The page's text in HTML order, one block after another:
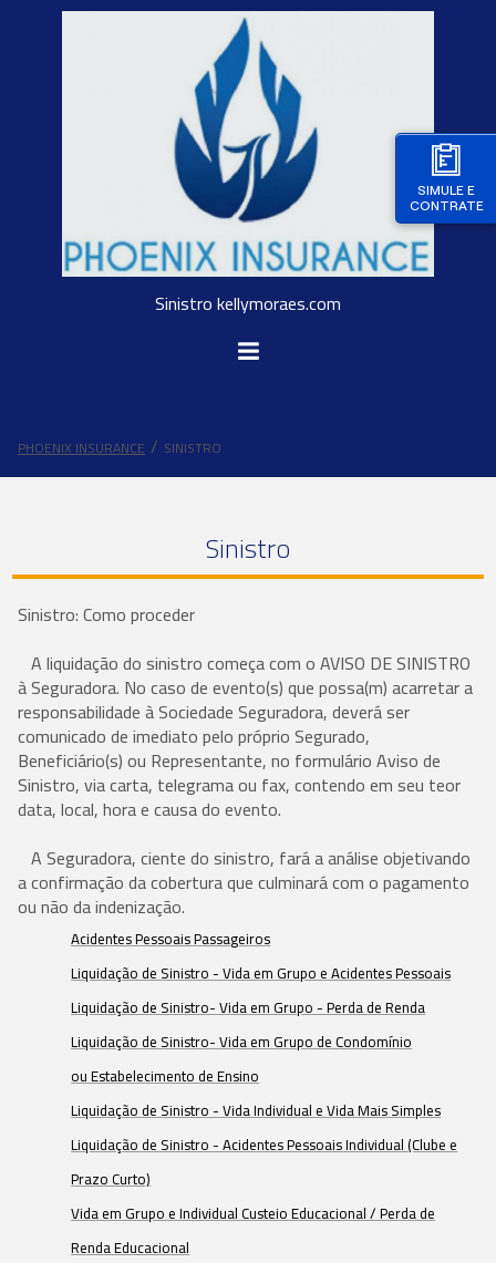
SIMULE E
CONTRATE
Sinistro kellymoraes.com
PHOENIX INSURANCE SINISTRO
Sinistro
Sinistro: Como proceder
A liquidação do sinistro começa com o AVISO DE SINISTRO
à Seguradora. No caso de evento(s) que possa(m) acarretar a
responsabilidade à Sociedade Seguradora, deverá ser
comunicado de imediato pelo próprio Segurado,
Beneficiário(s) ou Representante, no formulário Aviso de
Sinistro, via carta, telegrama ou fax, contendo em seu teor
data, local, hora e causa do evento.
A Seguradora, ciente do sinistro, fará a análise objetivando
a confirmação da cobertura que culminará com o pagamento
ou não da indenização.
Acidentes Pessoais Passageiros
Liquidação de Sinistro - Vida em Grupo e Acidentes Pessoais
Liquidação de Sinistro- Vida em Grupo - Perda de Renda
Liquidação de Sinistro- Vida em Grupo de Condomínio
ou Estabelecimento de Ensino
Liquidação de Sinistro - Vida Individual e Vida Mais Simples
Liquidação de Sinistro - Acidentes Pessoais Individual (Clube e
Prazo Curto)
Vida em Grupo e Individual Custeio Educacional / Perda de
Renda Educacional